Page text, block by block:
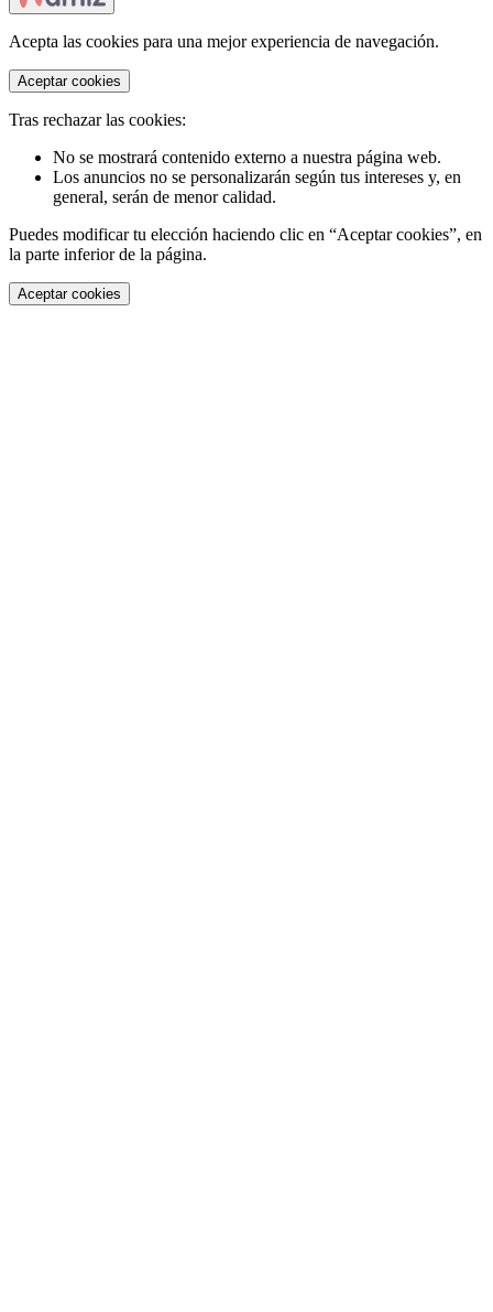
Acepta las cookies para una mejor experiencia de navegación.
Aceptar cookies
Tras rechazar las cookies:
No se mostrará contenido externo a nuestra página web.
Los anuncios no se personalizarán según tus intereses y, en
general, serán de menor calidad.
Puedes modificar tu elección haciendo clic en “Aceptar cookies”, en
la parte inferior de la página.
Aceptar cookies